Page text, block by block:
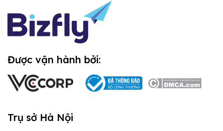
Được vận hành bởi:
Trụ sở Hà Nội